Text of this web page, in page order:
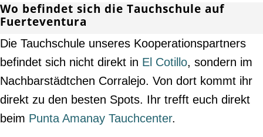
Wo befindet sich die Tauchschule auf
Fuerteventura
Die Tauchschule unseres Kooperationspartners
befindet sich nicht direkt in El Cotillo, sondern im
Nachbarstädtchen Corralejo. Von dort kommt ihr
direkt zu den besten Spots. Ihr trefft euch direkt
beim Punta Amanay Tauchcenter.